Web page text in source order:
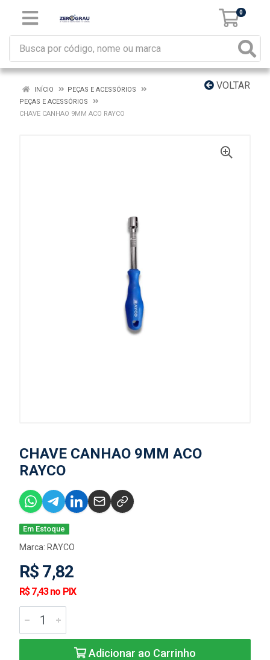
0
VOLTAR
INÍCIO
PEÇAS E ACESSÓRIOS
PEÇAS E ACESSÓRIOS
CHAVE CANHAO 9MM ACO RAYCO
CHAVE CANHAO 9MM ACO
RAYCO
Em Estoque
Marca: RAYCO
R$ 7,82
R$ 7,43 no PIX
Adicionar ao Carrinho